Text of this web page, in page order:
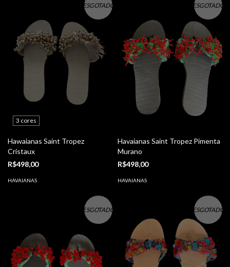
ESGOTADO
3 cores
Hawaianas Saint Tropez
Cristaux
R$498,00
HAVAIANAS
ESGOTADO
Havaianas Saint Tropez Pimenta
Murano
R$498,00
HAVAIANAS
ESGOTADO ESGOTADO